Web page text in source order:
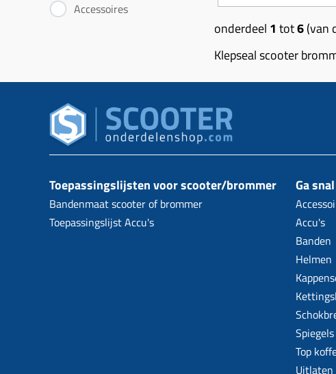
Accessoires
onderdeel 1 tot6(van
Klepseal scooter
Toepassingslijsten voor scooter/brommer
Bandenmaat scooter of brommer
Toepassingslijst Accu's
Ga
Accu's
Banden
Helmen
Spiegels
Top
Uitlaten